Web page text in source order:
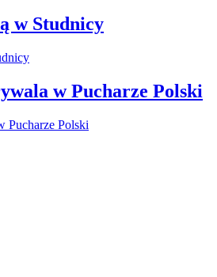
w Studnicy
w Pucharze Polski